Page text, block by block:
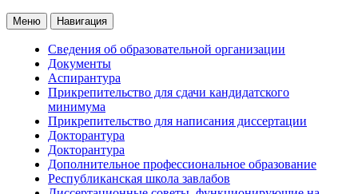
Меню Навигация
Сведения об образовательной организации
Документы
Аспирантура
Прикрепительство для сдачи кандидатского
минимума
Прикрепительство для написания диссертации
Докторантура
Докторантура
Дополнительное профессиональное образование
Республиканская школа завлабов